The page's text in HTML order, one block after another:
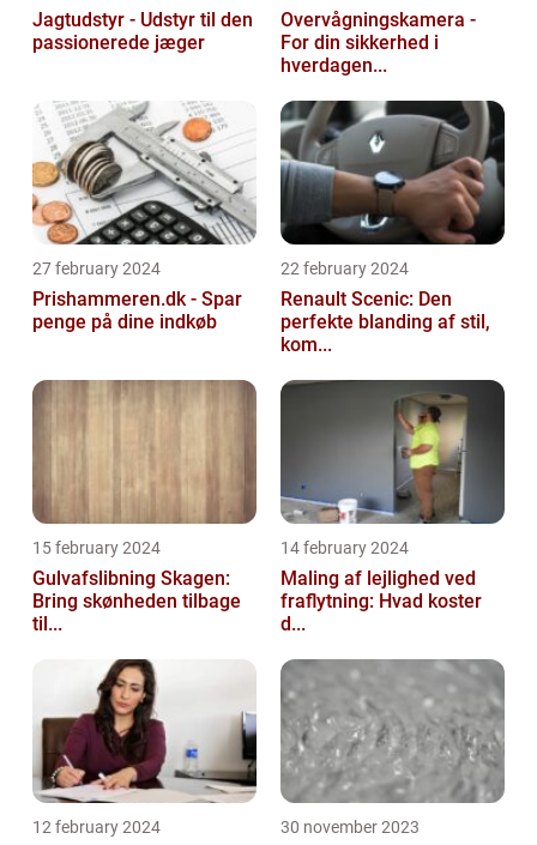
Jagtudstyr - Udstyr til den
passionerede jæger
Overvågningskamera -
For din sikkerhed i
hverdagen...
27 february 2024
Prishammeren.dk - Spar
penge på dine indkøb
22 february 2024
Renault Scenic: Den
perfekte blanding af stil,
kom...
15 february 2024
Gulvafslibning Skagen:
Bring skønheden tilbage
til...
14 february 2024
Maling af lejlighed ved
fraflytning: Hvad koster
d...
12 february 2024 30 november 2023